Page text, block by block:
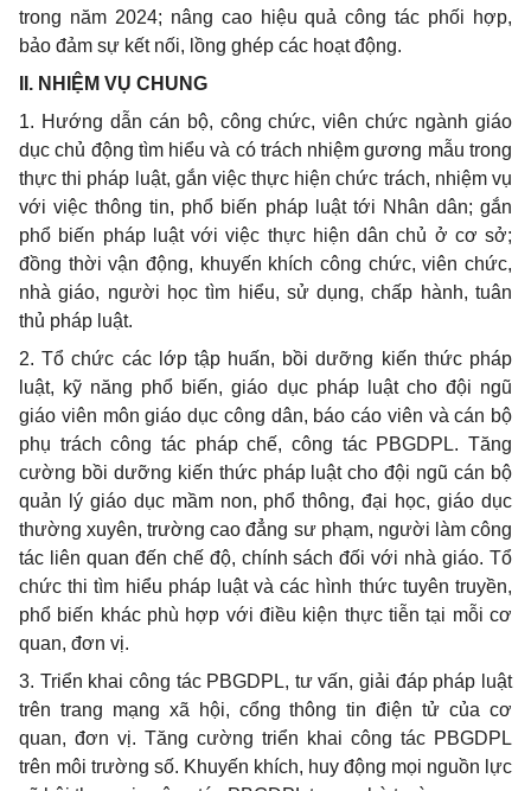
trong năm 2024; nâng cao hiệu quả công tác phối hợp,
bảo đảm sự kết nối, lồng ghép các hoạt động.
II. NHIỆM VỤ CHUNG
1. Hướng dẫn cán bộ, công chức, viên chức ngành giáo
dục chủ động tìm hiểu và có trách nhiệm gương mẫu trong
thực thi pháp luật, gắn việc thực hiện chức trách, nhiệm vụ
với việc thông tin, phổ biến pháp luật tới Nhân dân; gắn
phổ biến pháp luật với việc thực hiện dân chủ ở cơ sở;
đồng thời vận động, khuyến khích công chức, viên chức,
nhà giáo, người học tìm hiểu, sử dụng, chấp hành, tuân
thủ pháp luật.
2. Tổ chức các lớp tập huấn, bồi dưỡng kiến thức pháp
luật, kỹ năng phổ biến, giáo dục pháp luật cho đội ngũ
giáo viên môn giáo dục công dân, báo cáo viên và cán bộ
phụ trách công tác pháp chế, công tác PBGDPL. Tăng
cường bồi dưỡng kiến thức pháp luật cho đội ngũ cán bộ
quản lý giáo dục mầm non, phổ thông, đại học, giáo dục
thường xuyên, trường cao đẳng sư phạm, người làm công
tác liên quan đến chế độ, chính sách đối với nhà giáo. Tổ
chức thi tìm hiểu pháp luật và các hình thức tuyên truyền,
phổ biến khác phù hợp với điều kiện thực tiễn tại mỗi cơ
quan, đơn vị.
3. Triển khai công tác PBGDPL, tư vấn, giải đáp pháp luật
trên trang mạng xã hội, cổng thông tin điện tử của cơ
quan, đơn vị. Tăng cường triển khai công tác PBGDPL
trên môi trường số. Khuyến khích, huy động mọi nguồn lực